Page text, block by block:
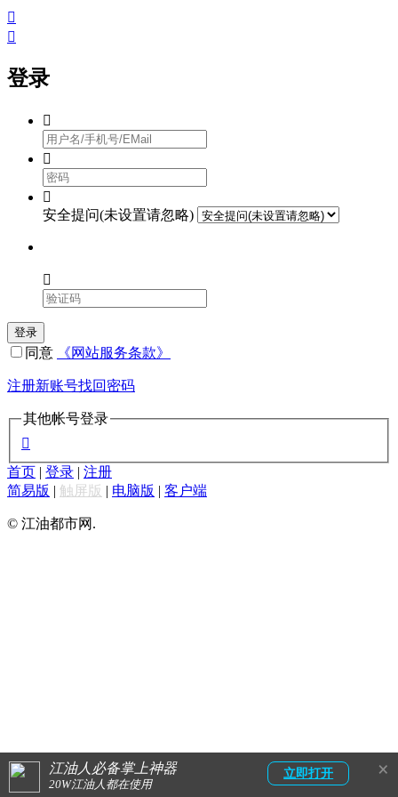
江油人必备掌上神器
20W江油人都在使用
立即打开 ×


登录



安全提问(未设置请忽略)

登录
同意 《网站服务条款》
注册新账号找回密码
其他帐号登录

首页 | 登录 | 注册
简易版 | 触屏版 | 电脑版 | 客户端
© 江油都市网.